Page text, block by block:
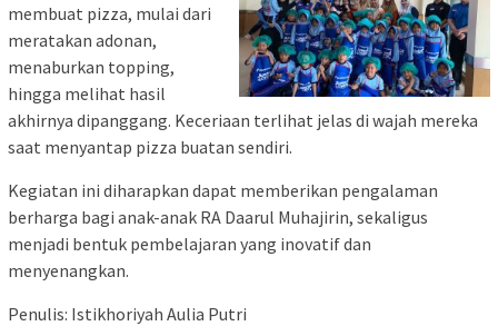
membuat pizza, mulai dari
meratakan adonan,
menaburkan topping,
hingga melihat hasil
akhirnya dipanggang. Keceriaan terlihat jelas di wajah mereka
saat menyantap pizza buatan sendiri.
Kegiatan ini diharapkan dapat memberikan pengalaman
berharga bagi anak-anak RA Daarul Muhajirin, sekaligus
menjadi bentuk pembelajaran yang inovatif dan
menyenangkan.
Penulis: Istikhoriyah Aulia Putri